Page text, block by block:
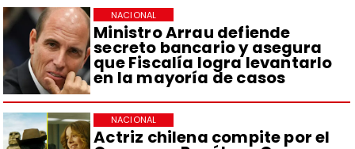
Ministro Arrau defiende
secreto bancario y asegura
que Fiscalía logra levantarlo
en la mayoría de casos
NACIONAL
Actriz chilena compite por el
NACIONAL